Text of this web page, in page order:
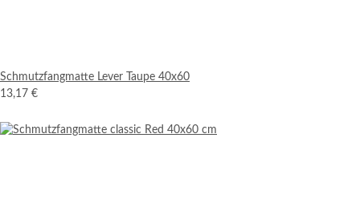
Schmutzfangmatte Lever Taupe 40x60
13,17 €